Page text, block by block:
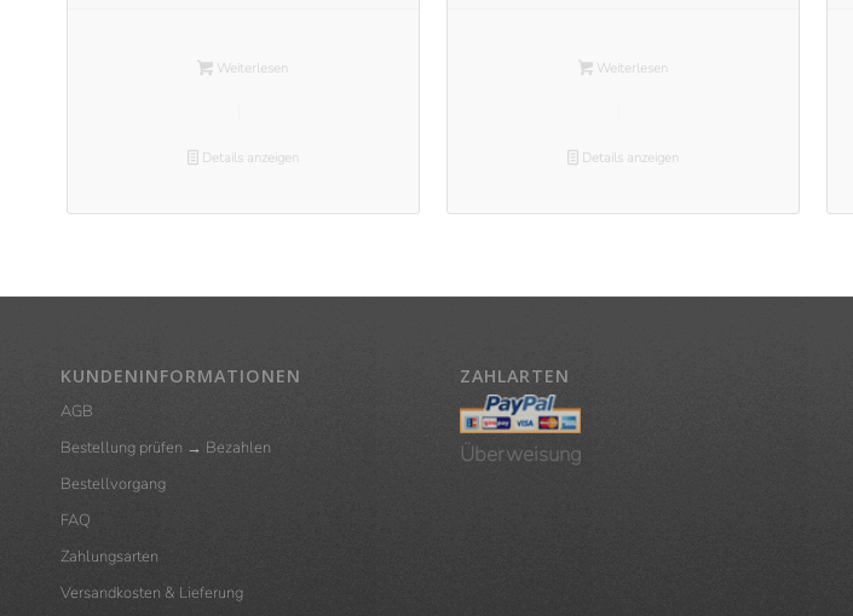
Weiterlesen
Details anzeigen
Weiterlesen
Details anzeigen
KUNDENINFORMATIONEN
AGB
Bestellung prüfen → Bezahlen
Bestellvorgang
FAQ
Zahlungsarten
Versandkosten & Lieferung
ZAHLARTEN
Überweisung